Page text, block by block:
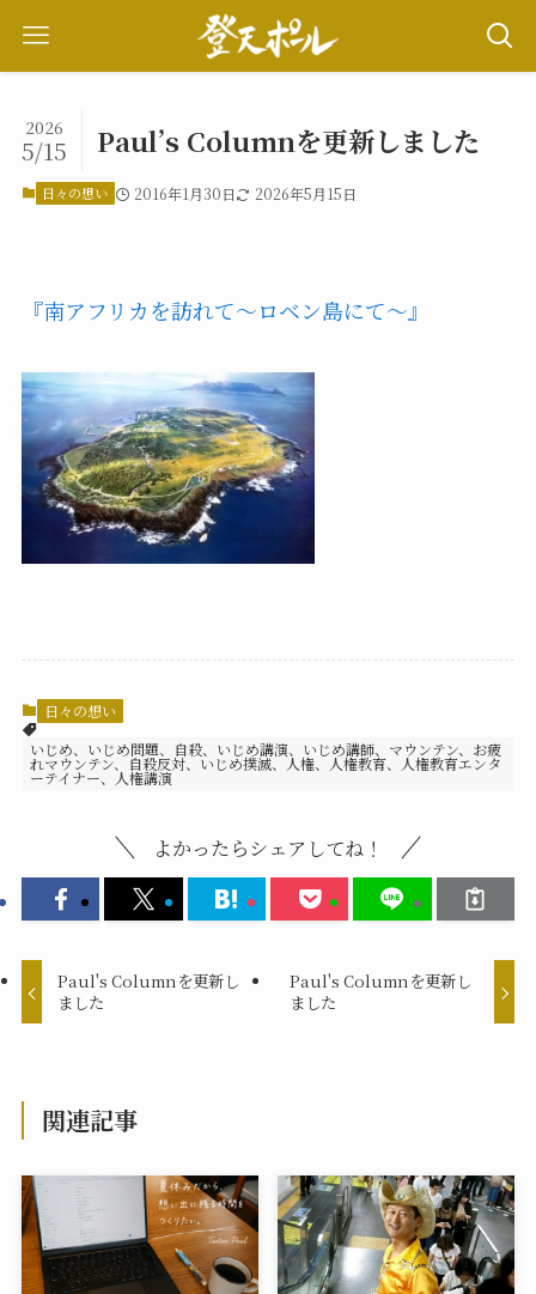
Paul’s Columnを更新しました
2026
5/15
日々の想い 2016年1月30日 2026年5月15日
『南アフリカを訪れて～ロベン島にて～』
日々の想い
いじめ、いじめ問題、自殺、いじめ講演、いじめ講師、マウンテン、お疲
れマウンテン、自殺反対、いじめ撲滅、人権、人権教育、人権教育エンタ
ーテイナー、人権講演
よかったらシェアしてね！
Paul's Columnを更新し
ました
Paul's Columnを更新し
ました
関連記事